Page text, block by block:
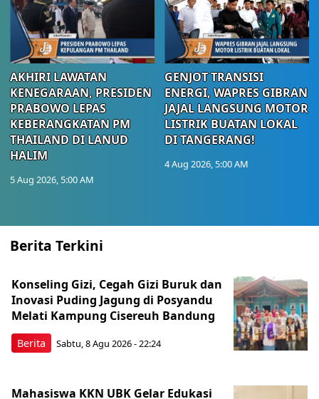
AKHIRI LAWATAN
KENEGARAAN, PRESIDEN
PRABOWO LEPAS
KEBERANGKATAN PM
THAILAND DI LANUD
HALIM
5 Aug 2026, 5:00 AM
GENJOT TRANSISI
ENERGI, WAPRES GIBRAN
JAJAL LANGSUNG MOTOR
LISTRIK BUATAN LOKAL
DI TANGERANG!
4 Aug 2026, 5:00 AM
Berita Terkini
Berita
Konseling Gizi, Cegah Gizi Buruk dan
Inovasi Puding Jagung di Posyandu
Melati Kampung Cisereuh Bandung
Sabtu, 8 Agu 2026 - 22:24
Mahasiswa KKN UBK Gelar Edukasi